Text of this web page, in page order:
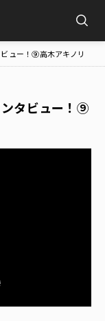
ュー！⑨高木アキノリ
ンタビュー！⑨